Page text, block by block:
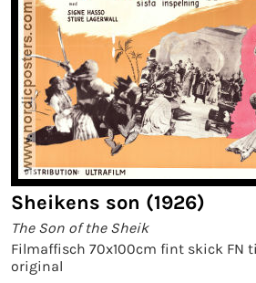
Sheikens son (1926)
The Son of the Sheik
Filmaffisch 70x100cm fint skick FN
original